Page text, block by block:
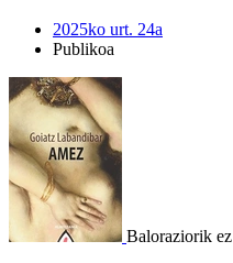
2025ko urt. 24a
Publikoa
Baloraziorik ez